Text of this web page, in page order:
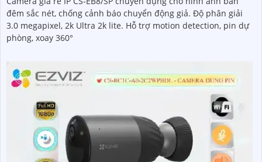
đêm sắc nét, chống cảnh báo chuyển động giả. Độ phân giải
3.0 megapixel, 2k Ultra 2k lite. Hỗ trợ motion detection, pin dự
phòng, xoay 360°